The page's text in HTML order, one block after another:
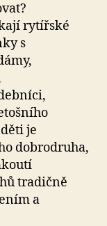
rytířské
s
je
dobrodruha,
tradičně
a